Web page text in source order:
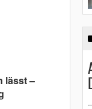
lässt –